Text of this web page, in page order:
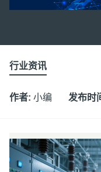
行业资讯
作者: 小编 发布时